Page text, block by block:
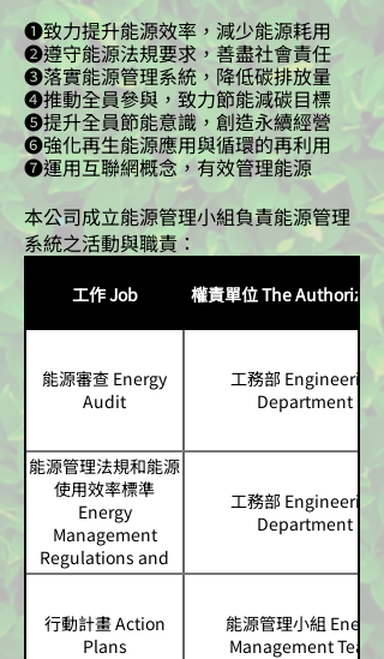
❶致力提升能源效率，減少能源耗用
❷遵守能源法規要求，善盡社會責任
❸落實能源管理系統，降低碳排放量
❹推動全員參與，致力節能減碳目標
❺提升全員節能意識，創造永續經營
❻強化再生能源應用與循環的再利用
❼運用互聯網概念，有效管理能源
本公司成立能源管理小組負責能源管理
系統之活動與職責：
工作 Job 權責單位 The Authorized
能源審查 Energy
Audit
工務部 Engineering
Department
能源管理法規和能源
使用效率標準
Energy
Management
Regulations and
Energy Efficiency
工務部 Engineering
Department
行動計畫 Action
Plans
能源管理小組 Energy
Management Team